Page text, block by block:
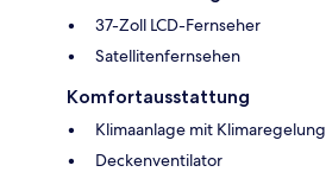
37-Zoll LCD-Fernseher
Satellitenfernsehen
Komfortausstattung
Klimaanlage mit Klimaregelung
Deckenventilator